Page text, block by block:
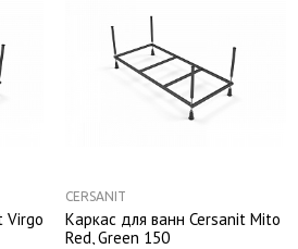
Virgo
CERSANIT
Каркас для ванн Cersanit Mito
Red, Green 150